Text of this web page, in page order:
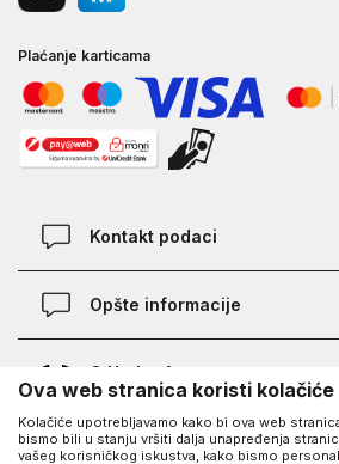
Plaćanje karticama
Kontakt podaci
Kontakt
Opšte informacije
Provjera statusa porudžbine
Najčešća pitanja
O Under Armour-u
O nama - priča o UA
UA Social
Ova web stranica koristi kolačiće
Kolačiće upotrebljavamo kako bi ova web
bismo bili u stanju vršiti dalja unapređenja
vašeg korisničkog iskustva, kako bismo